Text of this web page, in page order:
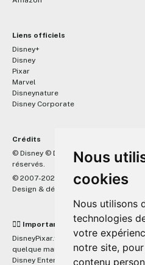
Nous
cookies
Nous utilisons
technologies
votre
notre site,
contenu
Liens officiels
Disney+
Disney
Pixar
Marvel
Disneynature
Disney Corporate
Crédits
© Disney © Disney/Pixar © &
réservés.
© 2007-2026 DisneyPixar.fr
Design & développement :
☝🏼 Important
DisneyPixar.fr est un site
quelque manière que ce soit avec The
Disney Enterprises, Inc ou leurs